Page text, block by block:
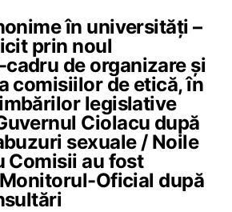
în universități –
prin noul
de organizare și
comisiilor de etică, în
legislative
Ciolacu după
sexuale / Noile
Comisii au fost
Oficial după